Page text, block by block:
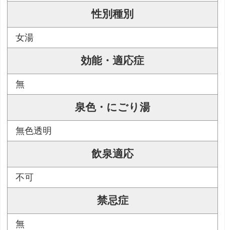
性別種別
女湯
効能・適応症
無
泉色・にごり湯
無色透明
飲泉適応
不可
禁忌症
無